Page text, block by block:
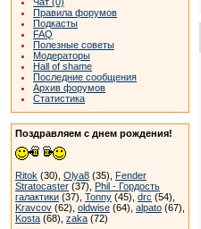
Правила форумов
Подкасты
FAQ
Полезные советы
Модераторы
Hall of shame
Последние сообщения
Архив форумов
Статистика
Поздравляем с днем рождения!
Ritok (30), Olya8 (35), Fender
Stratocaster (37), Phil - Гордость
галактики (37), Tonny (45), drc (54),
Kravcov (62), oldwise (64), alpato (67),
Kosta (68), zaka (72)